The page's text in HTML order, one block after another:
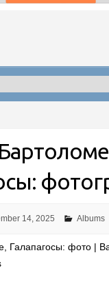
14, 2025 Albums
Галапагосы: фото |